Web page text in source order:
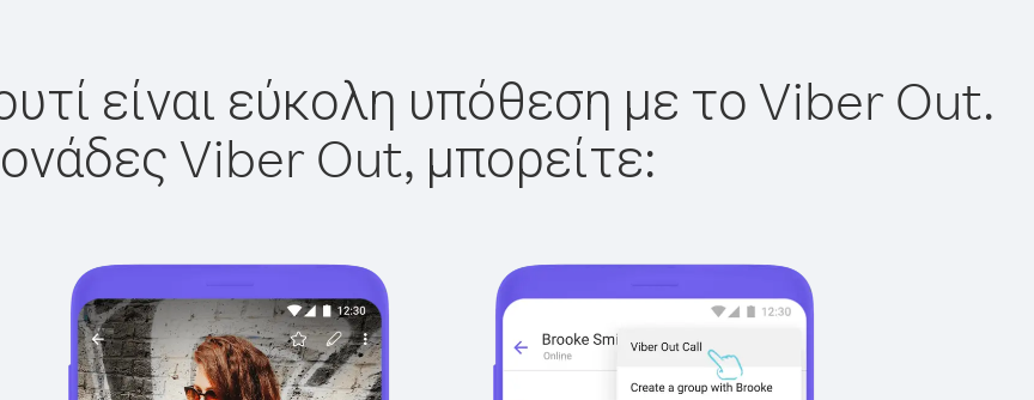
είναι εύκολη υπόθεση με το Viber Out.
Viber Out, μπορείτε: